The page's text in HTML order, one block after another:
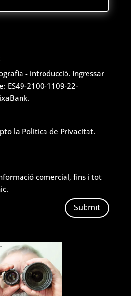
- introducció. Ingressar
ES49-2100-1109-22-
la Política de Privacitat.
comercial, fins i tot
Submit